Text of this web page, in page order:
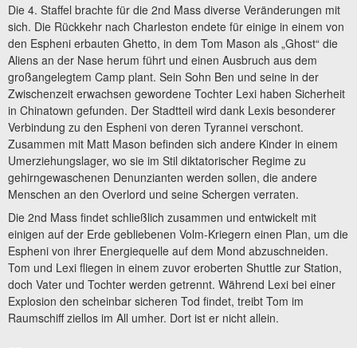
Die 4. Staffel brachte für die 2nd Mass diverse Veränderungen mit
sich. Die Rückkehr nach Charleston endete für einige in einem von
den Espheni erbauten Ghetto, in dem Tom Mason als „Ghost“ die
Aliens an der Nase herum führt und einen Ausbruch aus dem
großangelegtem Camp plant. Sein Sohn Ben und seine in der
Zwischenzeit erwachsen gewordene Tochter Lexi haben Sicherheit
in Chinatown gefunden. Der Stadtteil wird dank Lexis besonderer
Verbindung zu den Espheni von deren Tyrannei verschont.
Zusammen mit Matt Mason befinden sich andere Kinder in einem
Umerziehungslager, wo sie im Stil diktatorischer Regime zu
gehirngewaschenen Denunzianten werden sollen, die andere
Menschen an den Overlord und seine Schergen verraten.
Die 2nd Mass findet schließlich zusammen und entwickelt mit
einigen auf der Erde gebliebenen Volm-Kriegern einen Plan, um die
Espheni von ihrer Energiequelle auf dem Mond abzuschneiden.
Tom und Lexi fliegen in einem zuvor eroberten Shuttle zur Station,
doch Vater und Tochter werden getrennt. Während Lexi bei einer
Explosion den scheinbar sicheren Tod findet, treibt Tom im
Raumschiff ziellos im All umher. Dort ist er nicht allein.